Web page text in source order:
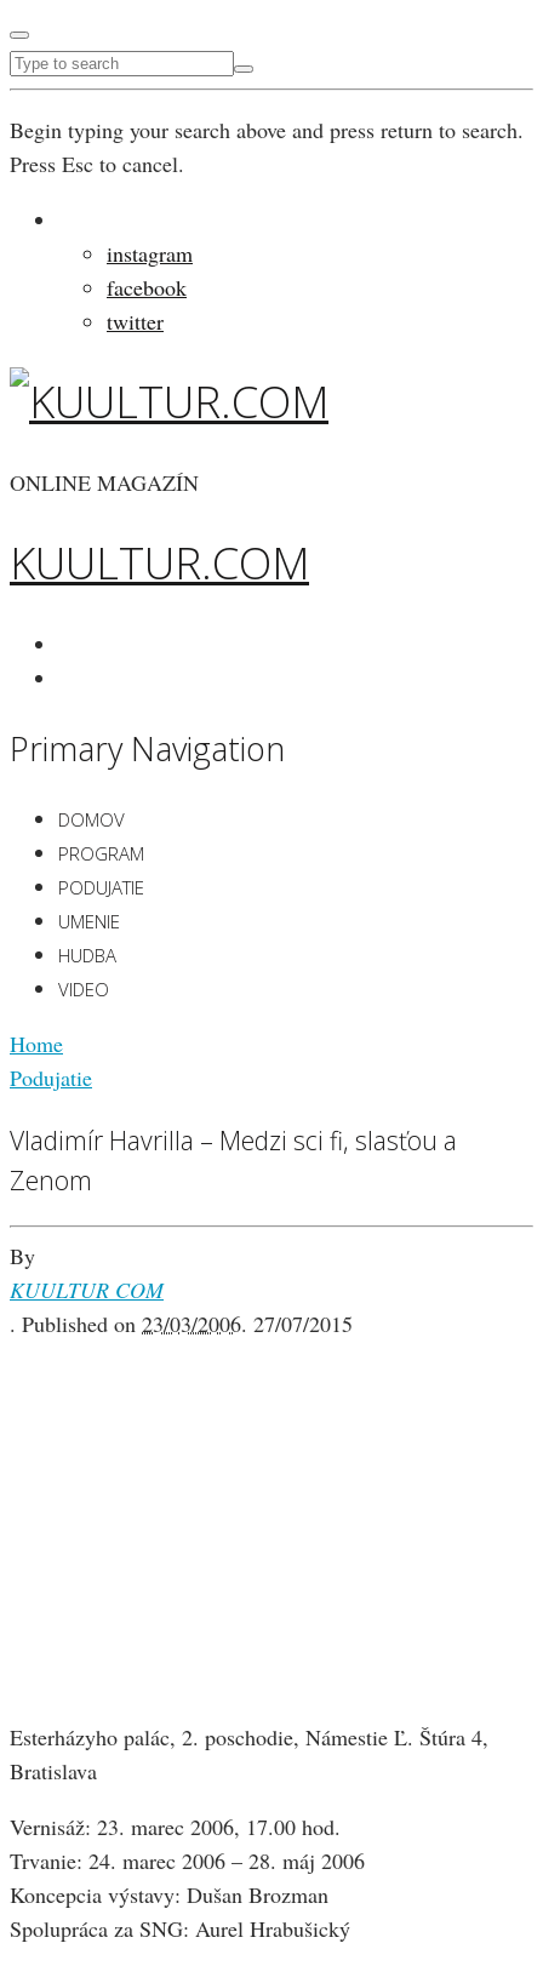
Begin typing your search above and press return to search.
Press Esc to cancel.
instagram
facebook
twitter
ONLINE MAGAZÍN
KUULTUR.COM
Primary Navigation
DOMOV
PROGRAM
PODUJATIE
UMENIE
HUDBA
VIDEO
Home
Podujatie
Vladimír Havrilla – Medzi sci fi, slasťou a
Zenom
By
KUULTUR COM
. Published on 23/03/2006. 27/07/2015
Esterházyho palác, 2. poschodie, Námestie Ľ. Štúra 4,
Bratislava
Vernisáž: 23. marec 2006, 17.00 hod.
Trvanie: 24. marec 2006 – 28. máj 2006
Koncepcia výstavy: Dušan Brozman
Spolupráca za SNG: Aurel Hrabušický